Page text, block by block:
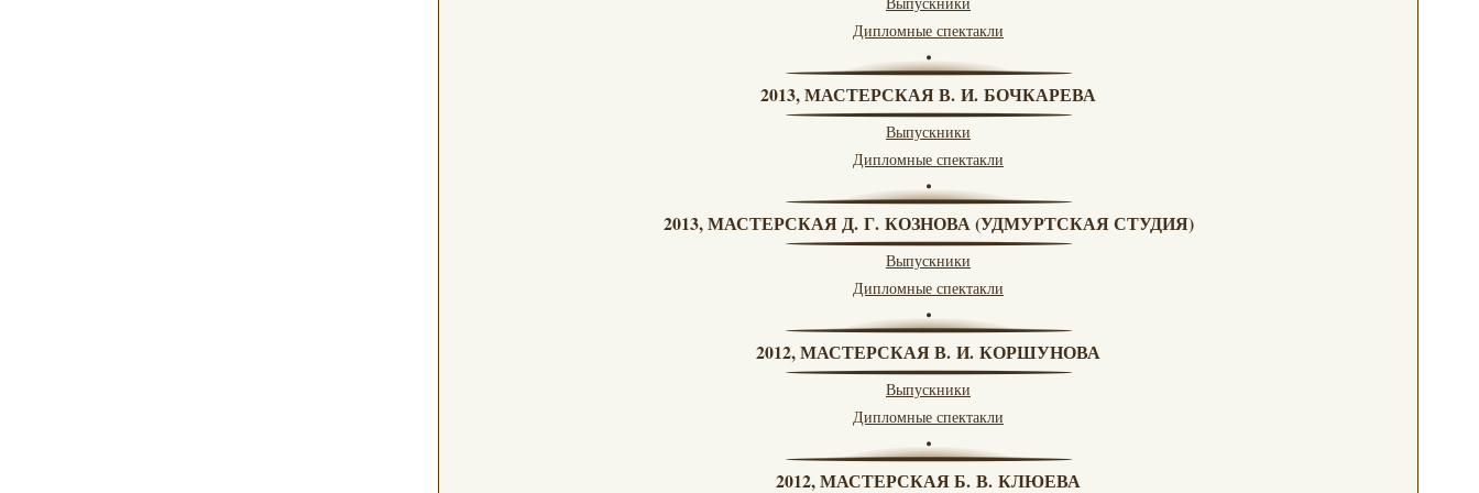
Дипломные спектакли
2013, МАСТЕРСКАЯ В. И. БОЧКАРЕВА
Выпускники
Дипломные спектакли
2013, МАСТЕРСКАЯ Д. Г. КОЗНОВА (УДМУРТСКАЯ СТУДИЯ)
Выпускники
Дипломные спектакли
2012, МАСТЕРСКАЯ В. И. КОРШУНОВА
Выпускники
Дипломные спектакли
2012, МАСТЕРСКАЯ Б. В. КЛЮЕВА